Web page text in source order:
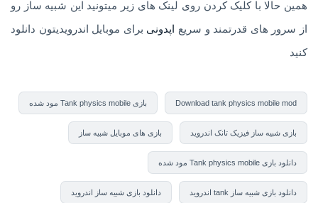
همین حالا با کلیک کردن روی لینک های زیر میتونید این شبیه ساز رو
از سرور های قدرتمند و سریع اپدونی برای موبایل اندرویدیتون دانلود
کنید
Download tank physics mobile mod بازی Tank physics mobile مود شده
بازی شبیه ساز فیزیک تانک اندروید بازی های موبایل شبیه ساز
دانلود بازی Tank physics mobile مود شده
دانلود بازی شبیه ساز tank اندروید دانلود بازی شبیه ساز اندروید